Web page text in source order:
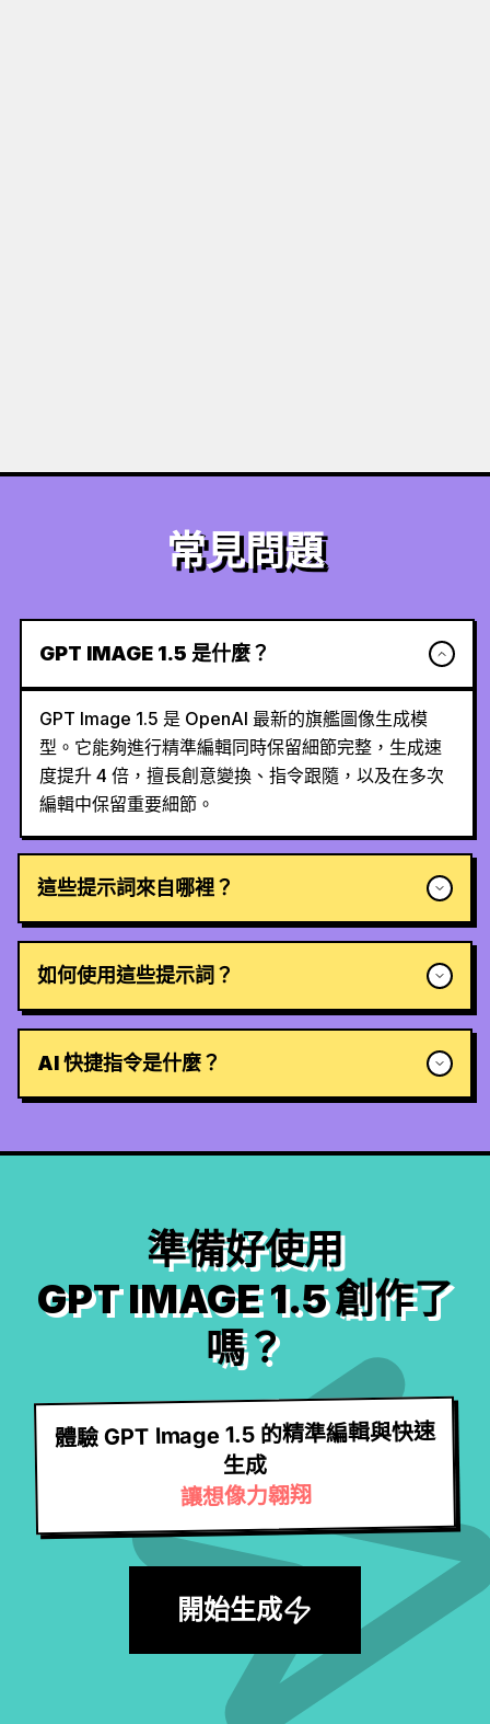
常見問題
GPT IMAGE 1.5 是什麼？
GPT Image 1.5 是 OpenAI 最新的旗艦圖像生成模
型。它能夠進行精準編輯同時保留細節完整，生成速
度提升 4 倍，擅長創意變換、指令跟隨，以及在多次
編輯中保留重要細節。
這些提示詞來自哪裡？
如何使用這些提示詞？
AI 快捷指令是什麼？
準備好使用
GPT IMAGE 1.5 創作了
嗎？
體驗 GPT Image 1.5 的精準編輯與快速
生成
讓想像力翱翔
開始生成